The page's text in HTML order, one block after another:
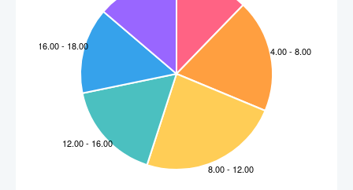
Non scrivete nel campo grigio
Non scrivete nel campo grigio
C’était pour moi très naturel de prendre un crayon et du papier. On demande à tous les
enfants de dessiner, mais tous n’y sont pas sensibles. Moi, je l’ai été aussitôt, et ça ne m’a
jamais lâché depuis.
D
Ah ça, ce n’est pas moi
! Non, je vous parle de la vie, là. Très tôt, dès l’enfance, j’ai choisi de
sourire. Enfant, on m’appelait «joie de vivre». Il y avait des problèmes, comme dans chaque
famille, mais moi, j’avais décidé d’être toujours joyeux.
Comme j’écoutais beaucoup de rap et de reggae, je reprenais ces ambiances, quelques
messages et modes de vie, en mêlant les tons de la rébellion et de l’humour. La
musique a
toujours été pour moi essentielle.
Il y avait effectivement ses immenses plans faits à la main, étalés sur la table. Mais pour moi,
ce n’était pas de l’art. En tout cas, je me souviens que je trouvais cela trop structuré, trop
contraignant à vrai dire.
C’est une ouverture d’esprit et une énergie, que j’ai trouvées dans l’enfance. À mon avis, pour
être créatif, il faut avoir une certaine sensibilité, et évoluer dans un environnement qui vous
laisse du temps pour rêver.
les affichais dans ma chambre, pour me sentir dans mon monde. Leur qualité n’était pas
un critère, j’avais juste besoin de recouvrir mes murs blancs par du sens et des messages.
Mes inspirateurs étaient Van Gogh, Picasso, Basquiat, Keith Haring...
ne suis pas assez carriériste pour envisager les choses de cette façon. Même si je
suis ambitieux et que je prends mon métier très au sérieux.
J
Comme beaucoup de jeunes, je m’opposais à l’école et à toute forme d’autorité en général.
Puis je suis de cette génération qui a grandi sans Internet, sans les réseaux sociaux. Donc,
après les cours, au collège, à 14 ans, on sortait, on allait au cinéma, en concert, on dessinait,
on jouait de la musique.
Psychologies Magazine
3. 4. 5. 6. 7. 8.